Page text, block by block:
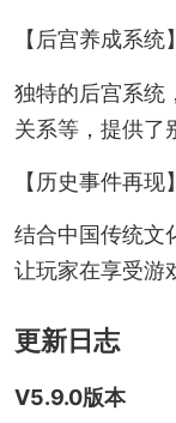
【后宫养成系统】
独特的后宫系统
关系等，提供了
【历史事件再现】
结合中国传统文
让玩家在享受游
更新日志
V5.9.0版本